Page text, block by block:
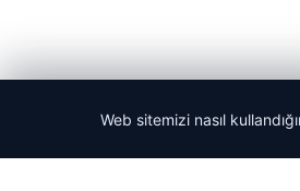
Web sitemizi nasıl